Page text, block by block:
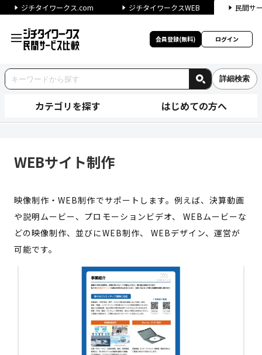
ジチタイワークス.com ジチタイワークスWEB 民間サ
会員登録(無料) ログイン
詳細検索
カテゴリを探す はじめての方へ
WEBサイト制作
映像制作・WEB制作でサポートします。例えば、決算動画
や説明ムービー、プロモーションビデオ、 WEBムービーな
どの映像制作、並びにWEB制作、 WEBデザイン、運営が
可能です。